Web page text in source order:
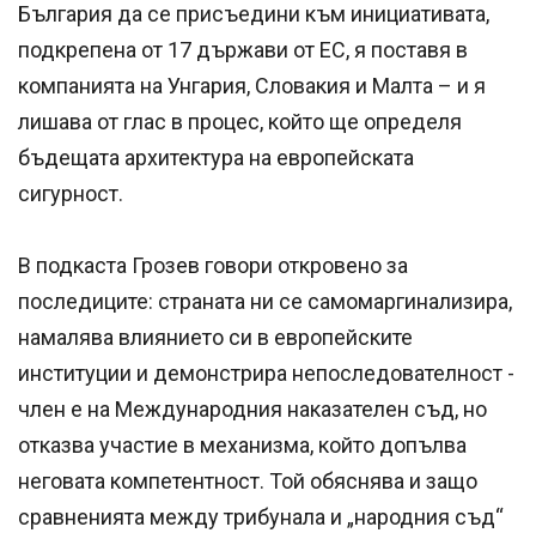
България да се присъедини към инициативата,
подкрепена от 17 държави от ЕС, я поставя в
компанията на Унгария, Словакия и Малта – и я
лишава от глас в процес, който ще определя
бъдещата архитектура на европейската
сигурност.
В подкаста Грозев говори откровено за
последиците: страната ни се самомаргинализира,
намалява влиянието си в европейските
институции и демонстрира непоследователност -
член е на Международния наказателен съд, но
отказва участие в механизма, който допълва
неговата компетентност. Той обяснява и защо
сравненията между трибунала и „народния съд“